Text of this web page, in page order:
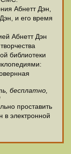
Абнетт Дэн,
и его время
Абнетт Дэн
библиотеки
бесплатно,
проставить
в электронной